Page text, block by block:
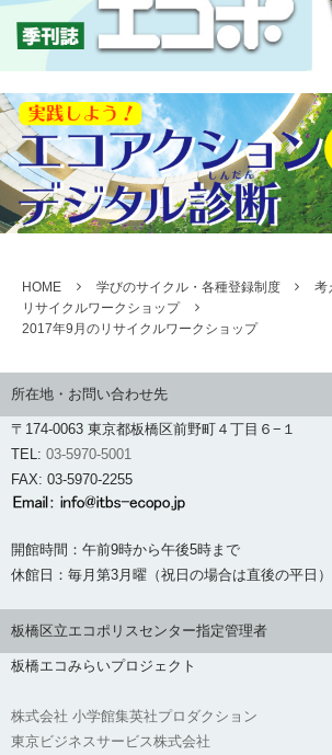
HOME 学びのサイクル・各種登録制度
考
リサイクルワークショップ
2017年9月のリサイクルワークショップ
所在地・お問い合わせ先
〒174-0063 東京都板橋区前野町４丁目６−１
TEL: 03-5970-5001
FAX: 03-5970-2255
開館時間：午前9時から午後5時まで
休館日：毎月第3月曜（祝日の場合は直後の平日
板橋区立エコポリスセンター指定管理者
板橋エコみらいプロジェクト
株式会社 小学館集英社プロダクション
東京ビジネスサービス株式会社